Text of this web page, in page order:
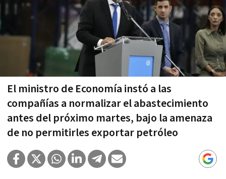
El ministro de Economía instó a las
compañías a normalizar el abastecimiento
antes del próximo martes, bajo la amenaza
de no permitirles exportar petróleo